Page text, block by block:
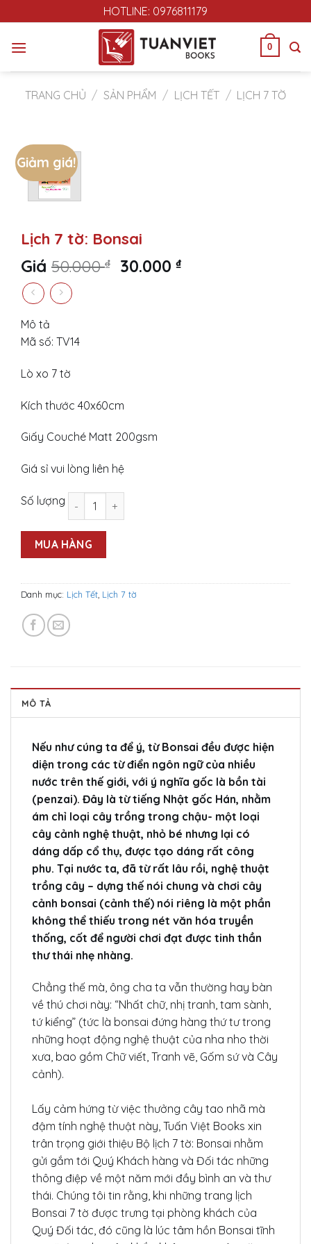
to
content
HOTLINE: 0976811179
0
TRANG CHỦ / SẢN PHẨM / LỊCH TẾT / LỊCH 7 TỜ
Giảm giá!
Lịch 7 tờ: Bonsai
Giá 50.000₫
Original
30.000 ₫Current
Mô tả
Mã số: TV14
Lò xo 7 tờ
Kích thước 40x60cm
Giấy Couché Matt 200gsm
Giá sỉ vui lòng liên hệ
Số lượng Lịch 7 tờ: Bonsai số lượng
MUA HÀNG
Danh mục: Lịch Tết, Lịch 7 tờ
MÔ TẢ
Nếu như cúng ta để ý, từ Bonsai đều được hiện
diện trong các từ điển ngôn ngữ của nhiều
nước trên thế giới, với ý nghĩa gốc là bồn tài
(penzai). Đây là từ tiếng Nhật gốc Hán, nhằm
ám chỉ loại cây trồng trong chậu- một loại
cây cảnh nghệ thuật, nhỏ bé nhưng lại có
dáng dấp cổ thụ, được tạo dáng rất công
phu. Tại nước ta, đã từ rất lâu rồi, nghệ thuật
trồng cây – dựng thế nói chung và chơi cây
cảnh bonsai (cảnh thế) nói riêng là một phần
không thể thiếu trong nét văn hóa truyền
thống, cốt để người chơi đạt được tinh thần
thư thái nhẹ nhàng.
Chẳng thế mà, ông cha ta vẫn thường hay bàn
về thú chơi này: “Nhất chữ, nhị tranh, tam sành,
tứ kiểng” (tức là bonsai đứng hàng thứ tư trong
những hoạt động nghệ thuật của nha nho thời
xưa, bao gồm Chữ viết, Tranh vẽ, Gốm sứ và Cây
cảnh).
Lấy cảm hứng từ việc thưởng cây tao nhã mà
đậm tính nghệ thuật này, Tuấn Việt Books xin
trân trọng giới thiệu Bộ lịch 7 tờ: Bonsai nhằm
gửi gắm tới Quý Khách hàng và Đối tác những
thông điệp về một năm mới đầy bình an và thư
thái. Chúng tôi tin rằng, khi những trang lịch
Bonsai 7 tờ được trưng tại phòng khách của
Quý Đối tác, đó cũng là lúc tâm hồn Bonsai tĩnh